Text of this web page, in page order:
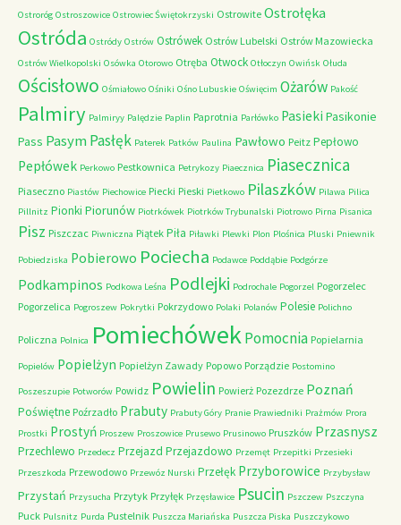
Ostroróg Ostroszowice Ostrowiec Świętokrzyski Ostrowite Ostrołęka
Ostróda Ostródy Ostrów Ostrówek Ostrów Lubelski Ostrów Mazowiecka
Ostrów Wielkopolski Osówka Otorowo Otręba Otwock Otłoczyn Owińsk Ołuda
Ościsłowo Ośmiałowo Ośniki Ośno Lubuskie Oświęcim Ożarów Pakość
Palmiry Palmiryy Palędzie Paplin Paprotnia Parłówko Pasieki Pasikonie
Pass PasymPasłęk Paterek Patków Paulina Pawłowo Peitz Pepłowo
Pepłówek Perkowo Pestkownica Petrykozy Piaecznica Piasecznica
Piaseczno Piastów Piechowice Piecki Pieski Pietkowo Pilaszków Pilawa Pilica
Pillnitz Pionki Piorunów Piotrkówek Piotrków Trybunalski Piotrowo Pirna Pisanica
Pisz Piszczac Piwniczna Piątek Piła Piławki Plewki Plon Plośnica Pluski Pniewnik
Pobiedziska Pobierowo Pociecha Podawce Poddąbie Podgórze
Podkampinos Podkowa Leśna Podlejki Podrochale Pogorzel Pogorzelec
Pogorzelica Pogroszew Pokrytki Pokrzydowo Polaki Polanów Polesie Polichno
Policzna Polnica PomiechówekPomocnia Popielarnia
Popielów Popielżyn Popielżyn Zawady Popowo Porządzie Postomino
Poszeszupie Potworów Powidz Powielin Powierż Pozezdrze Poznań
Poświętne Poźrzadło Prabuty Prabuty Góry Pranie Prawiedniki Prażmów Prora
Prostki Prostyń Proszew Proszowice Prusewo Prusinowo Pruszków Przasnysz
Przechlewo Przedecz Przejazd Przejazdowo Przemęt Przepitki Przesieki
Przeszkoda Przewodowo Przewóz Nurski Przełęk Przyborowice Przybysław
Przystań Przysucha Przytyk Przyłęk Przęsławice Psucin Pszczew Pszczyna
Puck Pulsnitz Purda Pustelnik Puszcza Mariańska Puszcza Piska Puszczykowo